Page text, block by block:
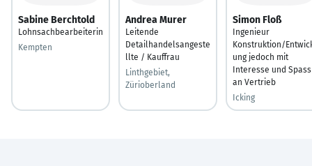
Sabine Berchtold
Lohnsachbearbeiterin
Kempten
Andrea Murer
Leitende
Detailhandelsangeste
llte / Kauffrau
Linthgebiet,
Zürioberland
Simon Floß
Ingenieur
Konstruktion/
ung jedoch mit
Interesse und Spass
an Vertrieb
Icking